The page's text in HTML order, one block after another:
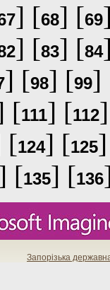
] [68] [69
] [83] [84
] [98] [99]
[111] [112
[124] [125
[135] [136
Запорізька